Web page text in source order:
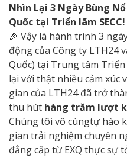
Nhìn Lại 3 Ngày Bùng
Quốc tại Triển lãm SECC!
🎉 Vậy là hành trình 3
động của Công ty LTH24
Quốc) tại Trung tâm Triển
lại với thật nhiều cảm xúc
gian của LTH24 đã trở
thu hút hàng trăm lượt
Chúng tôi vô cùngtự hào
gian trải nghiệm chuyên
đẳng cấp từ EXQ thực sự